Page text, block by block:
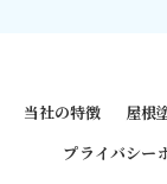
当社の特徴 屋根
プライバシー